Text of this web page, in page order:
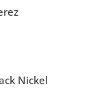
Nickel